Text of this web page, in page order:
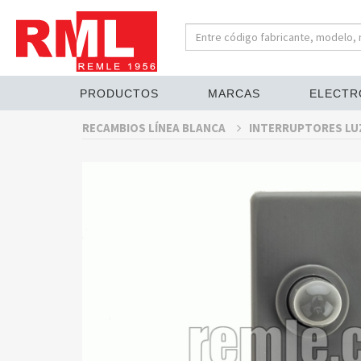
PRODUCTOS MARCAS
RECAMBIOS LÍNEA BLANCA INTERRUPTORES